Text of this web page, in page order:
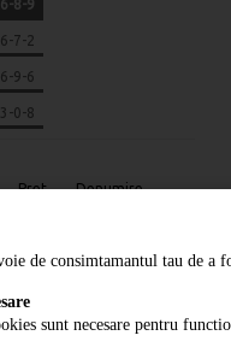
8-9
7-2
9-6
0-8
Pret Denumire
de consimtamantul tau de a
sunt necesare pentru